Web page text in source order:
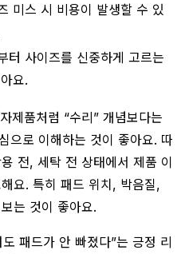
미스 시 비용이 발생할 수 있
터 사이즈를 신중하게 고르는
요.
제품처럼 “수리” 개념보다는
으로 이해하는 것이 좋아요. 따
전, 세탁 전 상태에서 제품 이
요. 특히 패드 위치, 박음질,
는 것이 좋아요.
패드가 안 빠졌다”는 긍정 리